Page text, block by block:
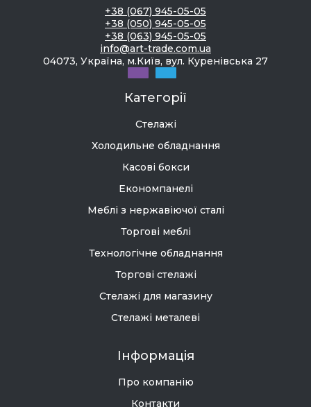
+38 (067) 945-05-05
+38 (050) 945-05-05
+38 (063) 945-05-05
info@art-trade.com.ua
04073, Україна, м.Київ, вул. Куренівська 27
Категорії
Стелажі
Холодильне обладнання
Касові бокси
Економпанелі
Меблі з нержавіючої сталі
Торгові меблі
Технологічне обладнання
Торгові стелажі
Стелажі для магазину
Стелажі металеві
Інформація
Про компанію
Контакти